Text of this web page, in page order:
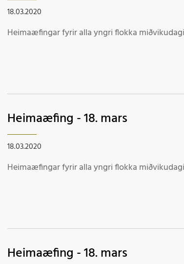
18.03.2020
Heimaæfingar fyrir alla yngri flokka
Heimaæfing - 18. mars
18.03.2020
Heimaæfingar fyrir alla yngri flokka
Heimaæfing - 18. mars